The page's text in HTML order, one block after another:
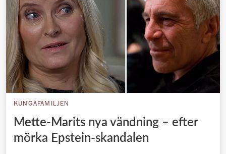
KUNGAFAMILJEN
Mette-Marits nya vändning – efter
mörka Epstein-skandalen